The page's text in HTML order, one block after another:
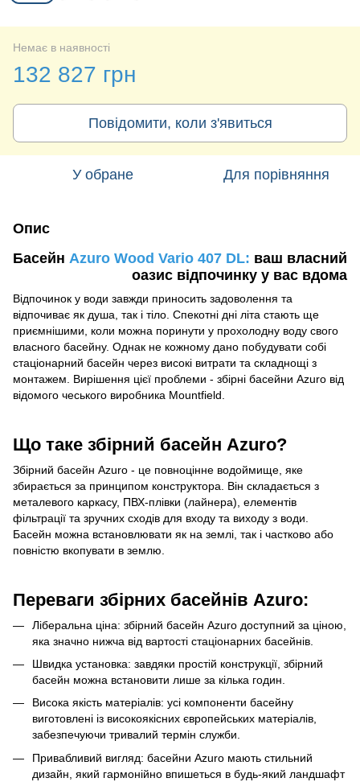
Немає в наявності
132 827 грн
Повідомити, коли з'явиться
У обране Для порівняння
Опис
Басейн Azuro Wood Vario 407 DL: ваш власний
оазис відпочинку у вас вдома
Відпочинок у води завжди приносить задоволення та
відпочиває як душа, так і тіло. Спекотні дні літа стають ще
приємнішими, коли можна поринути у прохолодну воду свого
власного басейну. Однак не кожному дано побудувати собі
стаціонарний басейн через високі витрати та складнощі з
монтажем. Вирішення цієї проблеми - збірні басейни Azuro від
відомого чеського виробника Mountfield.
Що таке збірний басейн Azuro?
Збірний басейн Azuro - це повноцінне водоймище, яке
збирається за принципом конструктора. Він складається з
металевого каркасу, ПВХ-плівки (лайнера), елементів
фільтрації та зручних сходів для входу та виходу з води.
Басейн можна встановлювати як на землі, так і частково або
повністю вкопувати в землю.
Переваги збірних басейнів Azuro:
Ліберальна ціна: збірний басейн Azuro доступний за ціною,
яка значно нижча від вартості стаціонарних басейнів.
Швидка установка: завдяки простій конструкції, збірний
басейн можна встановити лише за кілька годин.
Висока якість матеріалів: усі компоненти басейну
виготовлені із високоякісних європейських матеріалів,
забезпечуючи тривалий термін служби.
Привабливий вигляд: басейни Azuro мають стильний
дизайн, який гармонійно впишеться в будь-який ландшафт